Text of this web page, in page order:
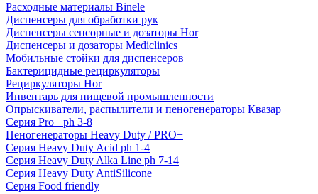
Расходные материалы Binele
Диспенсеры для обработки рук
Диспенсеры сенсорные и дозаторы Hor
Диспенсеры и дозаторы Mediclinics
Мобильные стойки для диспенсеров
Бактерицидные рециркуляторы
Рециркуляторы Hor
Инвентарь для пищевой промышленности
Опрыскиватели, распылители и пеногенераторы Квазар
Серия Pro+ ph 3-8
Пеногенераторы Heavy Duty / PRO+
Серия Heavy Duty Acid ph 1-4
Серия Heavy Duty Alka Line ph 7-14
Серия Heavy Duty AntiSilicone
Серия Food friendly